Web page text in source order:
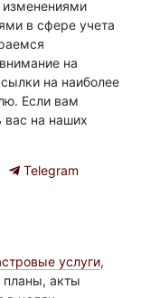
в сфере учета
на
на наиболее
Если вам
вас на наших
Telegram
услуги,
планы, акты